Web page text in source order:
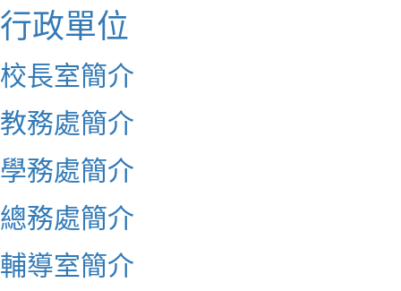
行政單位
校長室簡介
教務處簡介
學務處簡介
總務處簡介
輔導室簡介